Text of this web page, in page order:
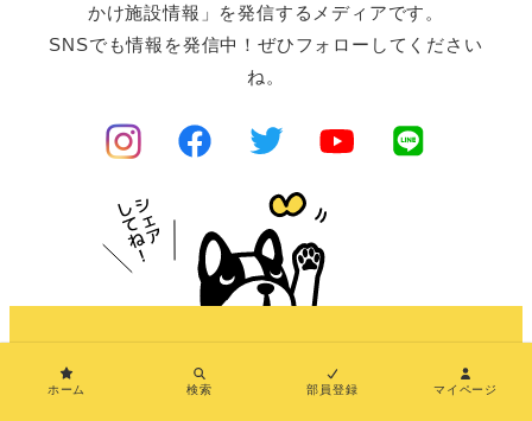
かけ施設情報」を発信するメディアです。
SNSでも情報を発信中！ぜひフォローしてください
ね。
InstagramFacebook
TwitterYouTube
ホーム 検索 部員登録 マイページ